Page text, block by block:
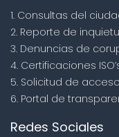
1. Consultas del
2. Reporte de
3. Denuncias de
4. Certificaciones
5. Solicitud de
6. Portal de
Redes Sociales